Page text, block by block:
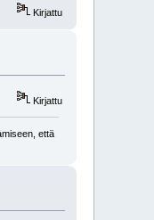
Kirjattu
Kirjattu
että